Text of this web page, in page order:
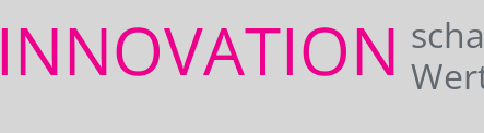
INNOVATION